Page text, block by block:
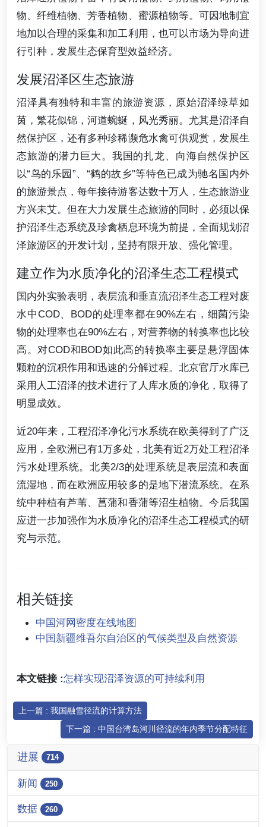
物、纤维植物、芳香植物、蜜源植物等。可因地制宜
地加以合理的采集和加工利用，也可以市场为导向进
行引种，发展生态保育型效益经济。
发展沼泽区生态旅游
沼泽具有独特和丰富的旅游资源，原始沼泽绿草如
茵，繁花似锦，河道蜿蜒，风光秀丽。尤其是沼泽自
然保护区，还有多种珍稀濒危水禽可供观赏，发展生
态旅游的潜力巨大。我国的扎龙、向海自然保护区
以“鸟的乐园”、“鹤的故乡”等特色已成为驰名国内外
的旅游景点，每年接待游客达数十万人，生态旅游业
方兴未艾。但在大力发展生态旅游的同时，必须以保
护沼泽生态系统及珍禽栖息环境为前提，全面规划沼
泽旅游区的开发计划，坚持有限开放、强化管理。
建立作为水质净化的沼泽生态工程模式
国内外实验表明，表层流和垂直流沼泽生态工程对废
水中COD、BOD的处理率都在90%左右，细菌污染
物的处理率也在90%左右，对营养物的转换率也比较
高。对COD和BOD如此高的转换率主要是悬浮固体
颗粒的沉积作用和迅速的分解过程。北京官厅水库已
采用人工沼泽的技术进行了人库水质的净化，取得了
明显成效。
近20年来，工程沼泽净化污水系统在欧美得到了广泛
应用，全欧洲已有1万多处，北美有近2万处工程沼泽
污水处理系统。北美2/3的处理系统是表层流和表面
流湿地，而在欧洲应用较多的是地下潜流系统。在系
统中种植有芦苇、菖蒲和香蒲等沼生植物。今后我国
应进一步加强作为水质净化的沼泽生态工程模式的研
究与示范。
相关链接
中国河网密度在线地图
中国新疆维吾尔自治区的气候类型及自然资源
本文链接 :怎样实现沼泽资源的可持续利用
上一篇 : 我国融雪径流的计算方法
下一篇 : 中国台湾岛河川径流的年内季节分配特征
进展 714
新闻 250
数据 260